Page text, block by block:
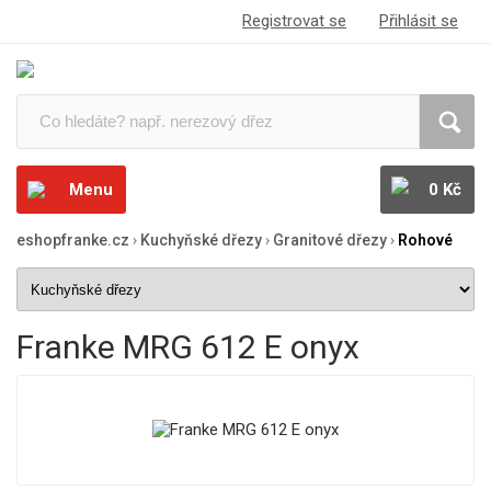
Registrovat se Přihlásit se
Menu 0 Kč
eshopfranke.cz › Kuchyňské dřezy› Granitové dřezy› Rohové
Franke MRG 612 E onyx